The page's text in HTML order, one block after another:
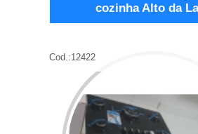
cozinha Alto da
Cod.:12422